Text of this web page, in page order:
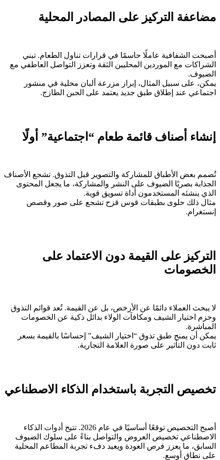
مضاعفة التركيز على المصادر المحلية
أصبحت الشفافية عاملًا حاسمًا في قرارات تناول الطعام. تبني
الشراكات مع الموردين المحليين الثقة وتعزز التواصل العاطفي مع
الضيوف.
يمكن، على سبيل المثال، إبراز مزرعة ألبان محلية في منشور
اجتماعي عند إطلاق طبق جديد يعتمد على الجبن الطازج.
إنشاء أصناف قائمة طعام “اجتماعية” أولًا
تُصمم بعض الأطباق للمشاركة والتصوير قبل التذوق. تشجع الأصناف
الجذابة بصريًا الضيوف على النشر والمشاركة، ما يجعل المحتوى
الذي ينشئه المستخدمون أداة تسويق قوية.
مثال ذلك حلوى بطبقات قوس قزح تشجع على صور وقصص
إنستغرام.
التركيز على القيمة دون الاعتماد على
الخصومات
لا يبحث العملاء دائمًا عن الأرخص، بل عن القيمة. تُعد قوائم التذوق
وحزم اختيار الشيف ومكافآت الولاء بدائل ذكية عن الخصومات
المباشرة.
يمكن أن يمنح طبق تذوق “اختيار الشيف” إحساسًا بالقيمة بسعر
ثابت دون التأثير على صورة العلامة التجارية.
تخصيص التجربة باستخدام الذكاء الاصطناعي
أصبح التخصيص توقعًا أساسيًا في عام 2026. تتيح أدوات الذكاء
الاصطناعي تخصيص العروض والتواصل بناءً على سلوك الضيوف
السابق، ما يعزز فرص العودة ويعيد دفء تجربة المطاعم المحلية
على نطاق أوسع.